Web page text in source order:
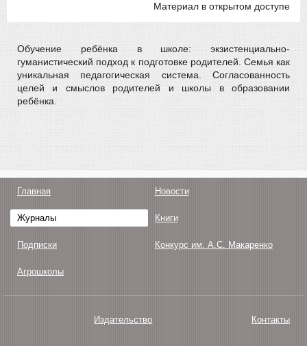
Материал в открытом доступе
Обучение ребёнка в школе: экзистенциально-
гуманистический подход к подготовке родителей. Семья как
уникальная педагогическая система. Согласованность
целей и смыслов родителей и школы в образовании
ребёнка.
Главная Новости
Журналы Книги
Подписки Конкурс им. А.С. Макаренко
Агрошколы
Издательство Контакты